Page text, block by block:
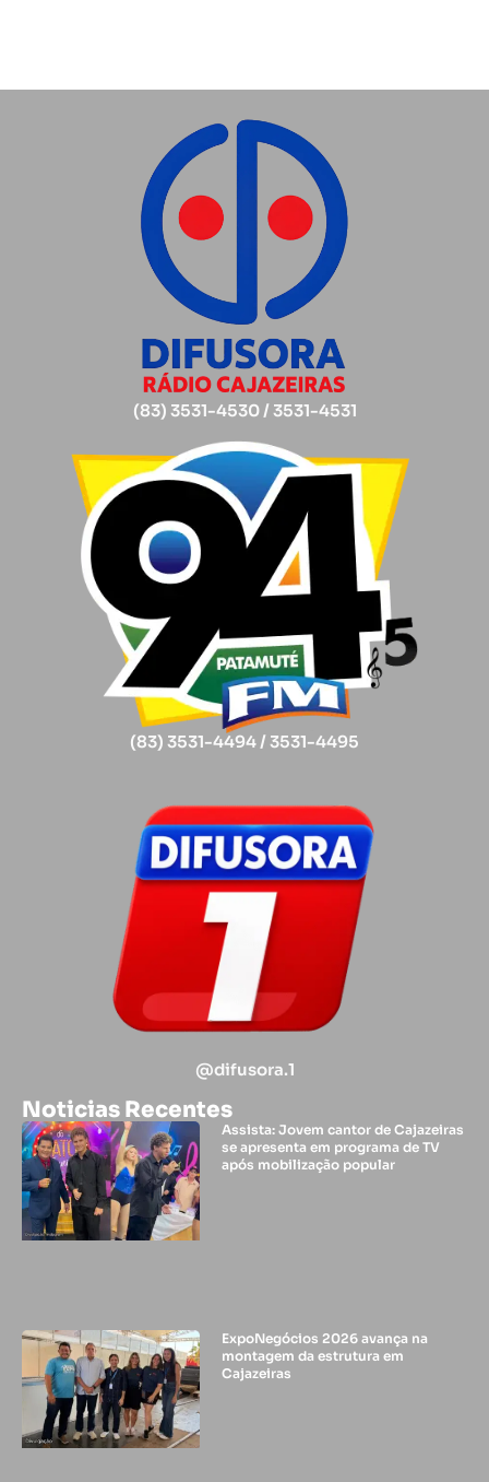
(83) 3531-4530 / 3531-4531
(83) 3531-4494 / 3531-4495
@difusora.1
Noticias Recentes
Assista: Jovem cantor de Cajazeiras
se apresenta em programa de TV
após mobilização popular
ExpoNegócios 2026 avança na
montagem da estrutura em
Cajazeiras